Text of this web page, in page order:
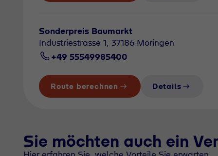
Sonderpreis Baumarkt
Industriestrasse 1, 37186 Moringen
+49 55549985400
Route berechnen Details
Sie möchten auch ein